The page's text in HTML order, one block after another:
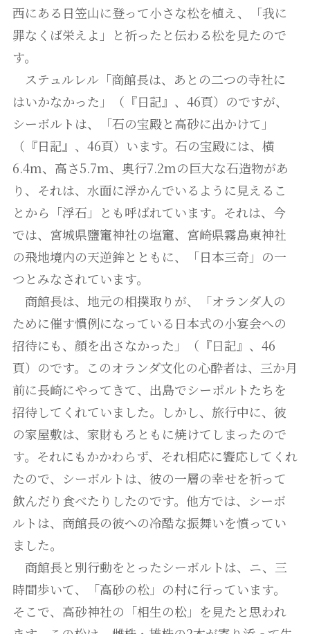
西にある日笠山に登って小さな松を植え、「我に
罪なくば栄えよ」と祈ったと伝わる松を見たので
す。
ステュルレル「商館長は、あとの二つの寺社に
はいかなかった」（『日記』、46頁）のですが、
シーボルトは、「石の宝殿と高砂に出かけて」
（『日記』、46頁）います。石の宝殿には、横
6.4m、高さ5.7m、奥行7.2mの巨大な石造物があ
り、それは、水面に浮かんでいるように見えるこ
とから「浮石」とも呼ばれています。それは、今
では、宮城県鹽竃神社の塩竃、宮崎県霧島東神社
の飛地境内の天逆鉾とともに、「日本三奇」の一
つとみなされています。
商館長は、地元の相撲取りが、「オランダ人の
ために催す慣例になっている日本式の小宴会への
招待にも、顔を出さなかった」（『日記』、46
頁）のです。このオランダ文化の心酔者は、三か月
前に長崎にやってきて、出島でシーポルトたちを
招待してくれていました。しかし、旅行中に、彼
の家屋敷は、家財もろともに焼けてしまったので
す。それにもかかわらず、それ相応に饗応してくれ
たので、シーボルトは、彼の一層の幸せを祈って
飲んだり食べたりしたのです。他方では、シーボ
ルトは、商館長の彼への冷酷な振舞いを憤ってい
ました。
商館長と別行動をとったシーボルトは、ニ、三
時間歩いて、「高砂の松」の村に行っています。
そこで、高砂神社の「相生の松」を見たと思われ